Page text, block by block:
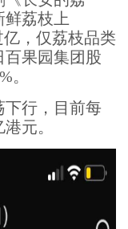
鲜荔枝上
，仅荔枝品类
百果园集团股
。
下行，目前每
元。